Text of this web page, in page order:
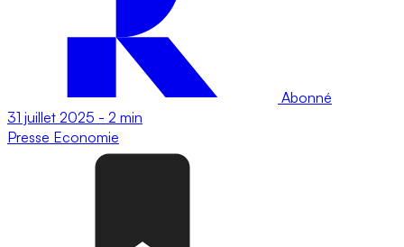
Abonné
31 juillet 2025 - 2 min
Presse Economie